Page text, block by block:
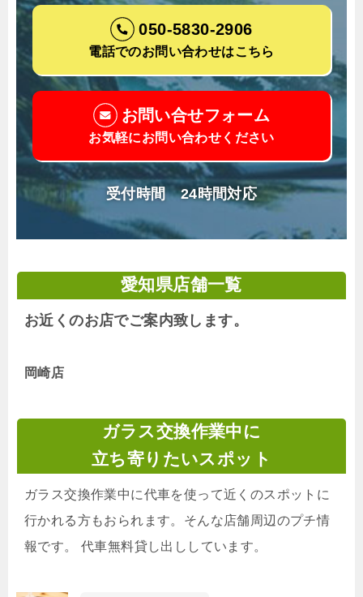
050-5830-2906
電話でのお問い合わせはこちら
お問い合せフォーム
お気軽にお問い合わせください
受付時間 24時間対応
愛知県店舗一覧
お近くのお店でご案内致します。
岡崎店
ガラス交換作業中に
立ち寄りたいスポット
ガラス交換作業中に代車を使って近くのスポットに
行かれる方もおられます。そんな店舗周辺のプチ情
報です。 代車無料貸し出ししています。